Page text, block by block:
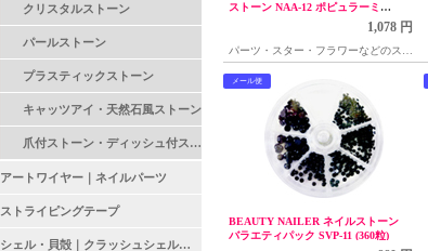
クリスタルストーン
パールストーン
プラスティックストーン
キャッツアイ・天然石風ストーン
爪付ストーン・ディッシュ付ストーン
アートワイヤー｜ネイルパーツ
ストライピングテープ
シェル・貝殻｜クラッシュシェル・シェルシート｜ネイルパーツ
ストーン NAA-12 ポピュラーミッ
1,078 円
パーツ・スター・フラワーなどのスト
ーンアソート(ケース入)
メール便
BEAUTY NAILER ネイルストーン
バラエティパック SVP-11 (360粒)